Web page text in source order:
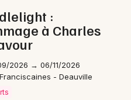
:
à Charles
2026 → 06/11/2026
- Deauville